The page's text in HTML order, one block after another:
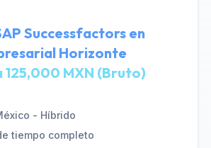
Successfactors en
Horizonte
MXN (Bruto)
- Híbrido
tiempo completo